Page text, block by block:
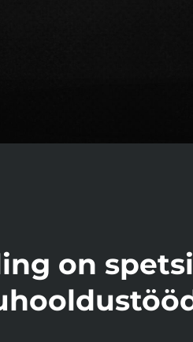
on